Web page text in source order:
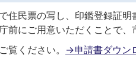
住民票の写し、印鑑登録証
前にご用意いただくことで、
覧ください。 →申請書ダウン